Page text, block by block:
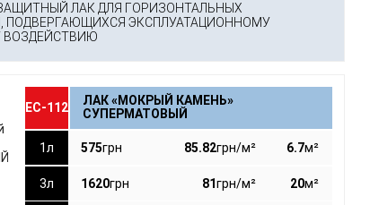
ЛАК ДЛЯ ГОРИЗОНТАЛЬНЫХ
ПОДВЕРГАЮЩИХСЯ ЭКСПЛУАТАЦИОННОМУ
ЕС-112
ЛАК «МОКРЫЙ КАМЕНЬ»
СУПЕРМАТОВЫЙ
1л 575грн 85.82грн/м² 6.7м²
3л 1620грн 81грн/м² 20м²